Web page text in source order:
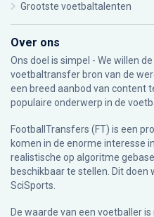
Grootste voetbaltalenten
Over ons
Ons doel is simpel - We willen
voetbaltransfer bron van de
een breed aanbod van content
populaire onderwerp in de
FootballTransfers (FT) is een
komen in de enorme interesse
realistische op algoritme
beschikbaar te stellen. Dit
SciSports
De waarde van een voetballer